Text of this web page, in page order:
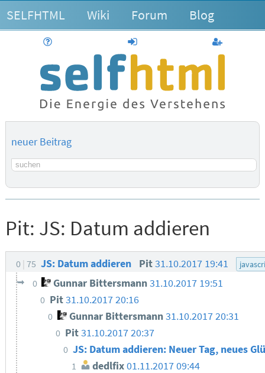
SELFHTML Wiki Forum Blog
anmelden
neuer Beitrag
Suchbegriff
Pit: JS: Datum addieren
0 75 JS: Datum addieren Pit31.10.2017 19:41
0 Gunnar Bittersmann31.10.2017 19:51
0 Pit31.10.2017 20:16
0 Gunnar Bittersmann31.10.2017 20:31
0 Pit31.10.2017 20:37
0 JS: Datum addieren: Neuer Tag, neues
1 dedlfix01.11.2017 09:44